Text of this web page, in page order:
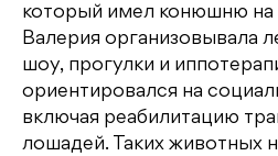
который имел конюшню на
Валерия организовывала
шоу, прогулки и
ориентировался на
включая реабилитацию
лошадей. Таких животных